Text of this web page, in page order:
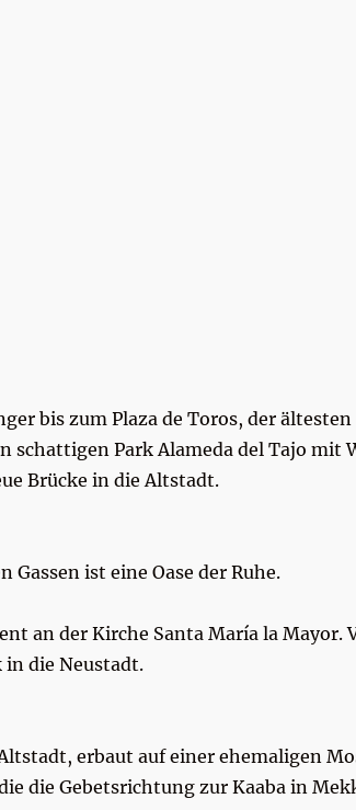
bis zum Plaza de Toros, der
schattigen Park Alameda del Tajo mit
Brücke in die Altstadt.
ist eine Oase der Ruhe.
an der Kirche Santa María la Mayor.
in die Neustadt.
erbaut auf einer ehemaligen
die Gebetsrichtung zur Kaaba in